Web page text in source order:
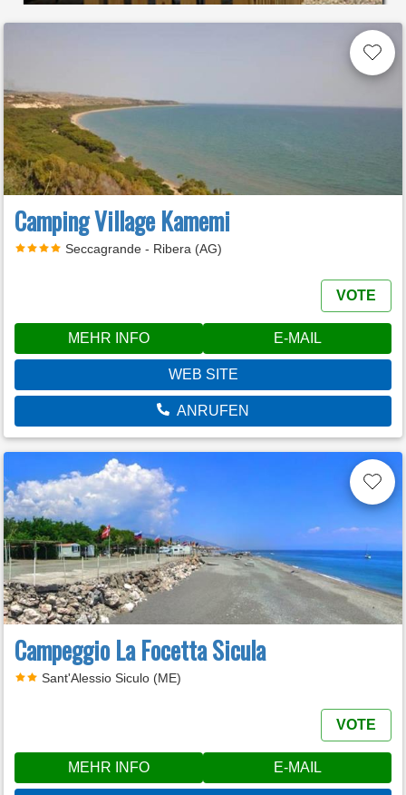
Camping Village Kamemi
Seccagrande - Ribera (AG)
VOTE
MEHR INFO E-MAIL
WEB SITE
ANRUFEN
Campeggio La Focetta Sicula
Sant'Alessio Siculo (ME)
VOTE
MEHR INFO E-MAIL